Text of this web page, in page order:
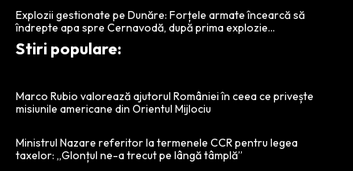
Explozii gestionate pe Dunăre: Forțele armate încearcă să
îndrepte apa spre Cernavodă, după prima explozie…
Stiri populare:
Marco Rubio valorează ajutorul României în ceea ce privește
misiunile americane din Orientul Mijlociu
Ministrul Nazare referitor la termenele CCR pentru legea
taxelor: „Glonțul ne-a trecut pe lângă tâmplă”